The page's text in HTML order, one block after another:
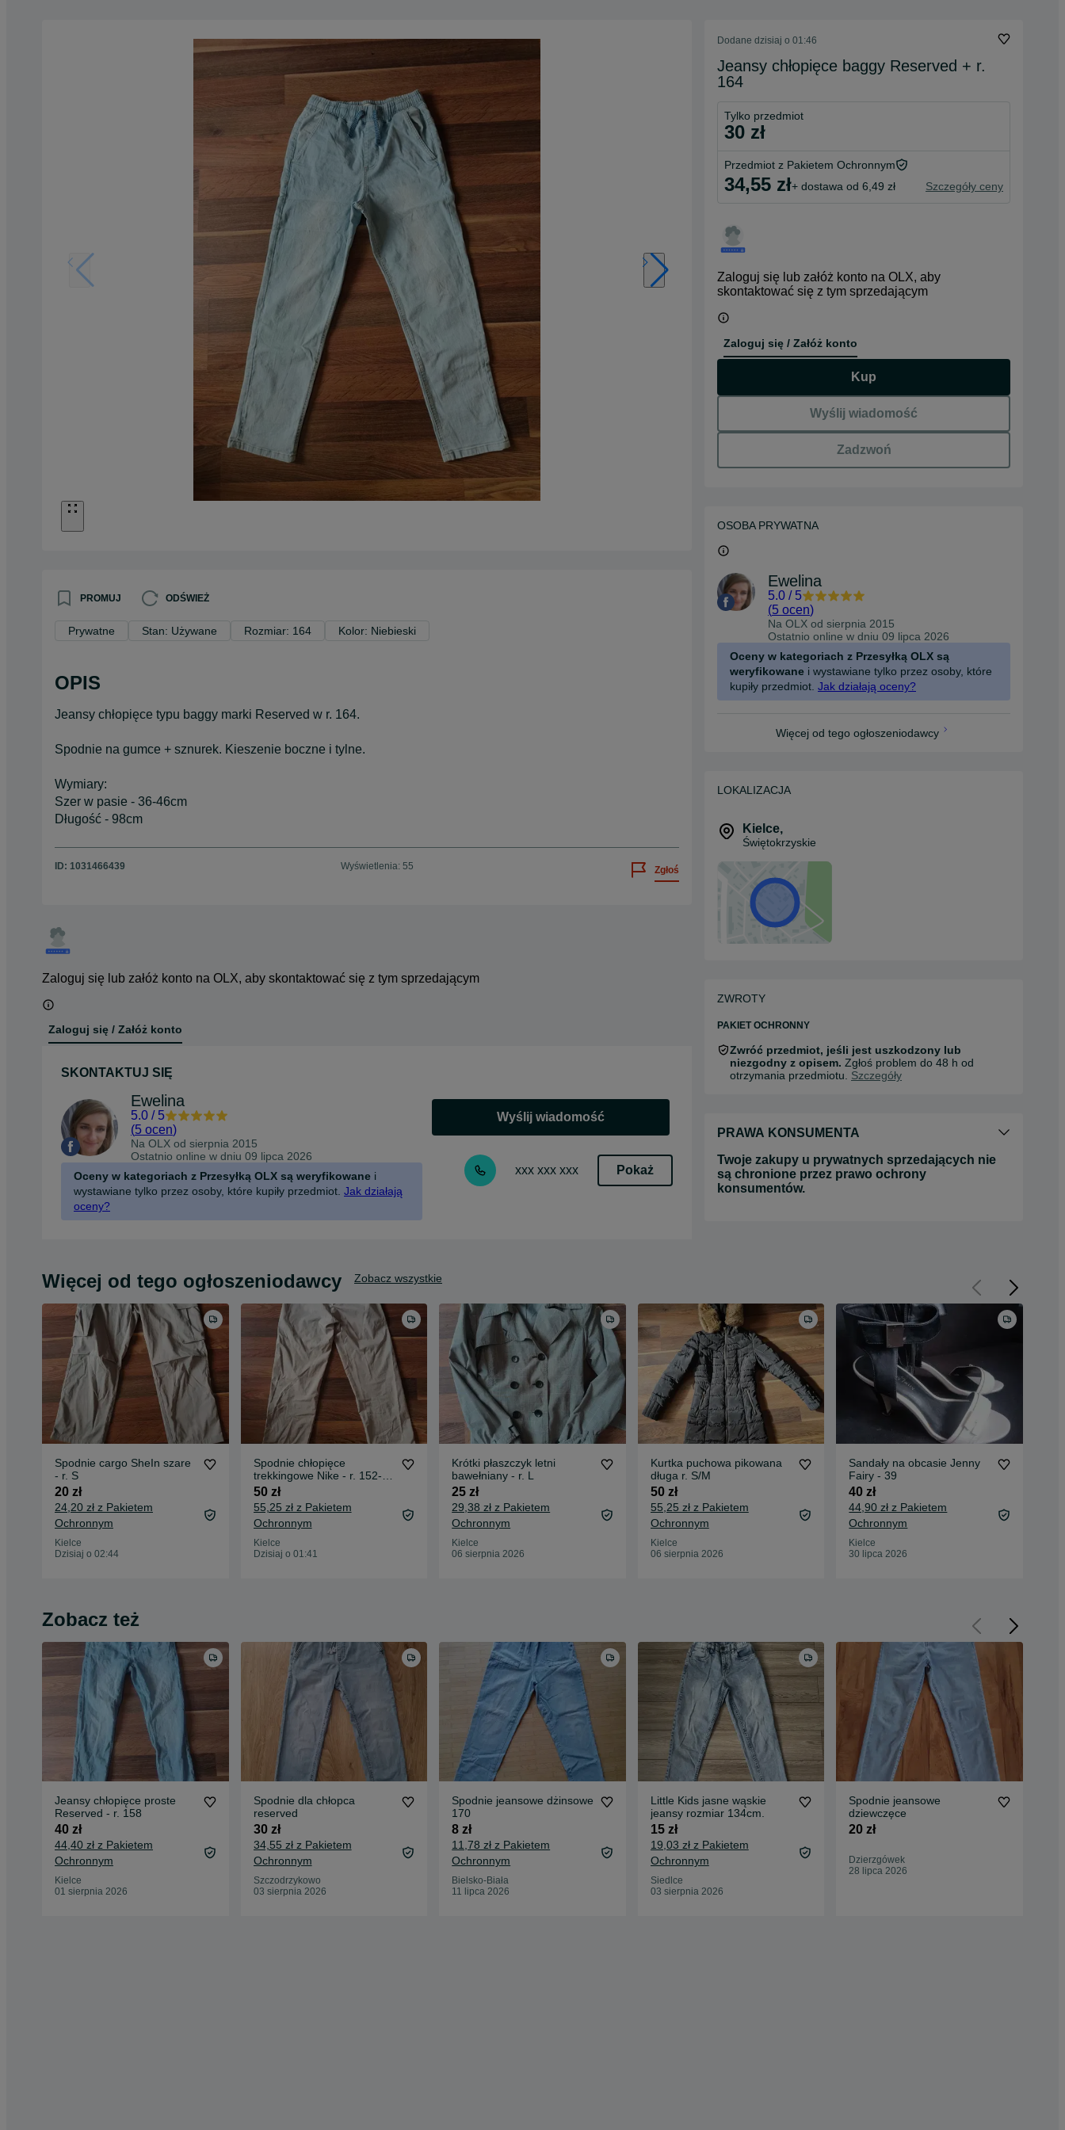
PROMUJ ODŚWIEŻ
Prywatne Stan: Używane Rozmiar: 164 Kolor: Niebieski
OPIS
Jeansy chłopięce typu baggy marki Reserved w r. 164.
Spodnie na gumce + sznurek. Kieszenie boczne i tylne.
Wymiary:
Szer w pasie - 36-46cm
Długość - 98cm
ID: 1031466439 Wyświetlenia: 55 Zgłoś
Zaloguj się lub załóż konto na OLX, aby skontaktować się z tym sprzedającym
Zaloguj się / Załóż konto
SKONTAKTUJ SIĘ
Ewelina
5.0 / 5
(5 ocen)
Na OLX od sierpnia 2015
Ostatnio online w dniu 09 lipca 2026
Oceny w kategoriach z Przesyłką OLX są weryfikowane i
wystawiane tylko przez osoby, które kupiły przedmiot. Jak działają
oceny?
Wyślij wiadomość
xxx xxx xxx Pokaż
Dodane dzisiaj o 01:46
Jeansy chłopięce baggy Reserved + r.
164
Tylko przedmiot
30 zł
Przedmiot z Pakietem Ochronnym
34,55 zł+ dostawa od 6,49 zł Szczegóły ceny
Zaloguj się lub załóż konto na OLX, aby
skontaktować się z tym sprzedającym
Zaloguj się / Załóż konto
Kup
Wyślij wiadomość
Zadzwoń
OSOBA PRYWATNA
Ewelina
5.0 / 5
(5 ocen)
Na OLX od sierpnia 2015
Ostatnio online w dniu 09 lipca 2026
Oceny w kategoriach z Przesyłką OLX są
weryfikowane i wystawiane tylko przez osoby, które
kupiły przedmiot. Jak działają oceny?
Więcej od tego ogłoszeniodawcy
LOKALIZACJA
Kielce,
Świętokrzyskie
ZWROTY
PAKIET OCHRONNY
Zwróć przedmiot, jeśli jest uszkodzony lub
niezgodny z opisem. Zgłoś problem do 48 h od
otrzymania przedmiotu. Szczegóły
PRAWA KONSUMENTA
Twoje zakupy u prywatnych sprzedających nie
są chronione przez prawo ochrony
konsumentów.
Więcej od tego ogłoszeniodawcy Zobacz wszystkie
Spodnie cargo SheIn szare
- r. S
20 zł
24,20 zł z Pakietem
Ochronnym
Kielce
Dzisiaj o 02:44
Spodnie chłopięce
trekkingowe Nike - r. 152-
158
50 zł
55,25 zł z Pakietem
Ochronnym
Kielce
Dzisiaj o 01:41
Krótki płaszczyk letni
bawełniany - r. L
25 zł
29,38 zł z Pakietem
Ochronnym
Kielce
06 sierpnia 2026
Kurtka puchowa pikowana
długa r. S/M
50 zł
55,25 zł z Pakietem
Ochronnym
Kielce
06 sierpnia 2026
Sandały na obcasie Jenny
Fairy - 39
40 zł
44,90 zł z Pakietem
Ochronnym
Kielce
30 lipca 2026
Zobacz też
Jeansy chłopięce proste
Reserved - r. 158
40 zł
44,40 zł z Pakietem
Ochronnym
Kielce
01 sierpnia 2026
Spodnie dla chłopca
reserved
30 zł
34,55 zł z Pakietem
Ochronnym
Szczodrzykowo
03 sierpnia 2026
Spodnie jeansowe dżinsowe
170
8 zł
11,78 zł z Pakietem
Ochronnym
Bielsko-Biała
11 lipca 2026
Little Kids jasne wąskie
jeansy rozmiar 134cm.
15 zł
19,03 zł z Pakietem
Ochronnym
Siedlce
03 sierpnia 2026
Spodnie jeansowe
dziewczęce
20 zł
Dzierzgówek
28 lipca 2026